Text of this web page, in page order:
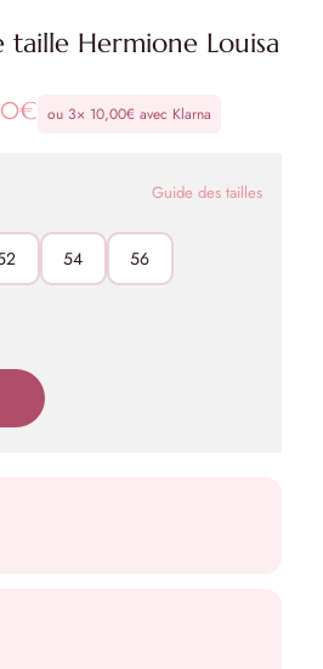
Hermione Louisa
€Leou 3× 10,00€avec Klarna
Guide des tailles
54 56